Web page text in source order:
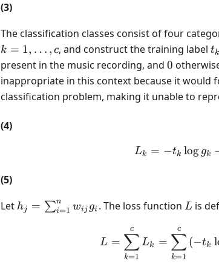
(3)
The classification classes consist of four
k = 1, … , c, and construct the training labeltk
present in the music recording, and 0
0
inappropriate in this context because it would
classification problem, making it unable to
(4)
Lk = −tk log gk
(5)
Let h_{j} =
hj = ∑i=1
n wij gi . The loss functionL
L is
L =
k=1
∑
c
Lk =
k=1
∑
c
(−tk